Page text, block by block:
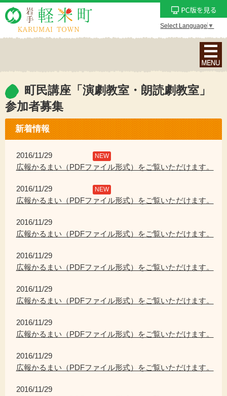
Select Language ▼
ナ
ビ
ン
メ
表
町民講座「演劇教室・朗読劇教室」
参加者募集
新着情報
2016/11/29 NEW
広報かるまい（PDFファイル形式）をご覧いただけます。
2016/11/29 NEW
広報かるまい（PDFファイル形式）をご覧いただけます。
2016/11/29
広報かるまい（PDFファイル形式）をご覧いただけます。
2016/11/29
広報かるまい（PDFファイル形式）をご覧いただけます。
2016/11/29
広報かるまい（PDFファイル形式）をご覧いただけます。
2016/11/29
広報かるまい（PDFファイル形式）をご覧いただけます。
2016/11/29
広報かるまい（PDFファイル形式）をご覧いただけます。
2016/11/29